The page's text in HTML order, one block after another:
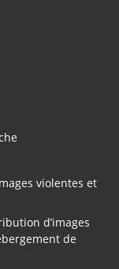
violentes et
d’images
de